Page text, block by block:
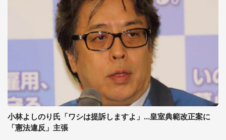
小林よしのり氏「ワシは提訴しますよ」...皇室典範改正案に
「憲法違反」主張